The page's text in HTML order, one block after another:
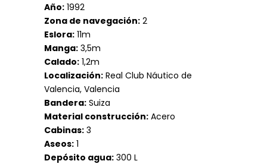
Año: 1992
Zona de navegación: 2
Eslora: 11m
Manga: 3,5m
Calado: 1,2m
Localización: Real Club Náutico de
Valencia, Valencia
Bandera: Suiza
Material construcción: Acero
Cabinas: 3
Aseos: 1
Depósito agua: 300 L